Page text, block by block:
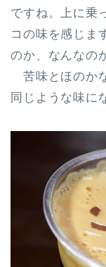
ですね。上に乗
コの味を感じま
のか、なんなの
苦味とほのか
同じような味に